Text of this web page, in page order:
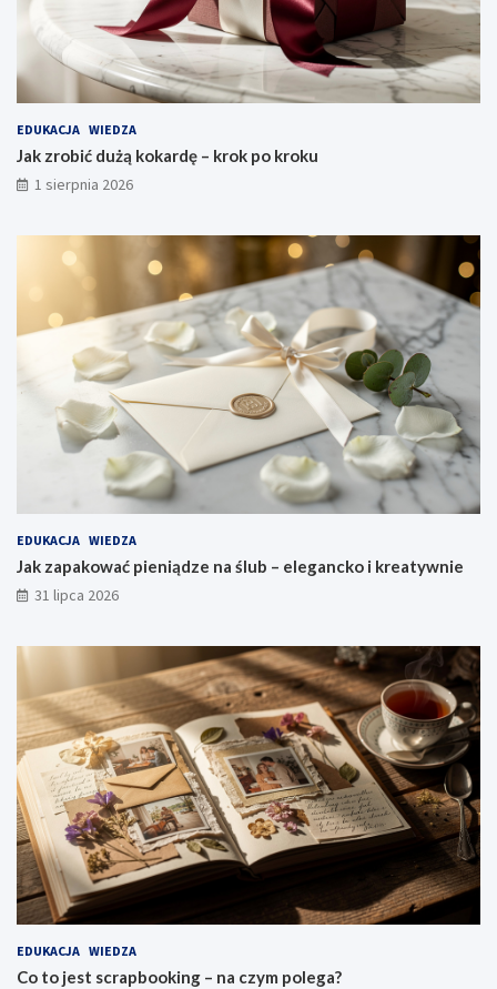
EDUKACJA WIEDZA
Jak zrobić dużą kokardę – krok po kroku
1 sierpnia 2026
EDUKACJA WIEDZA
Jak zapakować pieniądze na ślub – elegancko i kreatywnie
31 lipca 2026
EDUKACJA WIEDZA
Co to jest scrapbooking – na czym polega?